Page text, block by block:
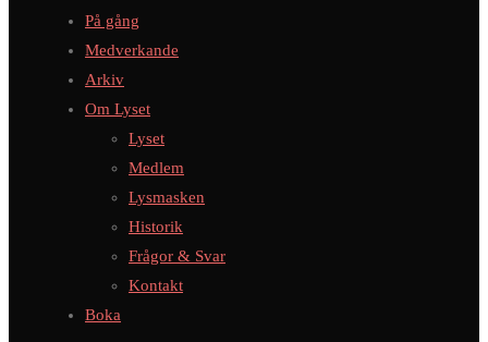
På gång
Medverkande
Arkiv
Om Lyset
Lyset
Medlem
Lysmasken
Historik
Frågor & Svar
Kontakt
Boka